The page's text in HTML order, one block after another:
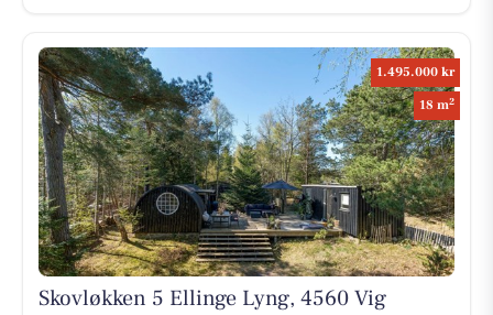
1.495.000 kr
18 m2
Skovløkken 5 Ellinge Lyng, 4560 Vig